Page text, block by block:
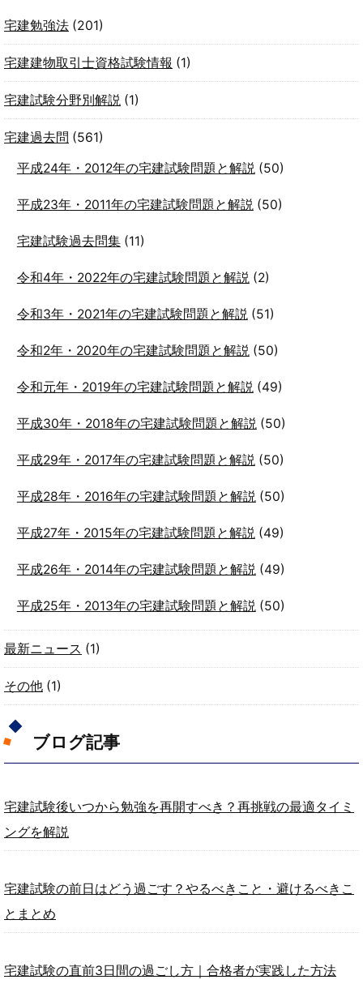
宅建勉強法 (201)
宅建建物取引士資格試験情報 (1)
宅建試験分野別解説 (1)
宅建過去問 (561)
平成24年・2012年の宅建試験問題と解説(50)
平成23年・2011年の宅建試験問題と解説(50)
宅建試験過去問集(11)
令和4年・2022年の宅建試験問題と解説(2)
令和3年・2021年の宅建試験問題と解説(51)
令和2年・2020年の宅建試験問題と解説(50)
令和元年・2019年の宅建試験問題と解説(49)
平成30年・2018年の宅建試験問題と解説(50)
平成29年・2017年の宅建試験問題と解説(50)
平成28年・2016年の宅建試験問題と解説(50)
平成27年・2015年の宅建試験問題と解説(49)
平成26年・2014年の宅建試験問題と解説(49)
平成25年・2013年の宅建試験問題と解説(50)
最新ニュース (1)
その他 (1)
ブログ記事
宅建試験後いつから勉強を再開すべき？再挑戦の最適タイミ
ングを解説
宅建試験の前日はどう過ごす？やるべきこと・避けるべきこ
とまとめ
宅建試験の直前3日間の過ごし方｜合格者が実践した方法